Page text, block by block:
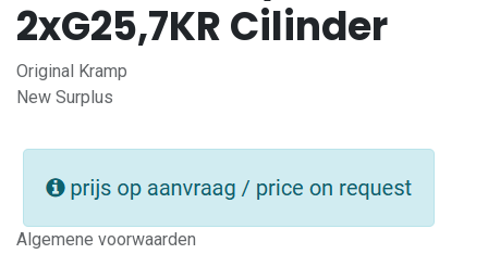
2xG25,7KR Cilinder
Original Kramp
New Surplus
Algemene voorwaarden